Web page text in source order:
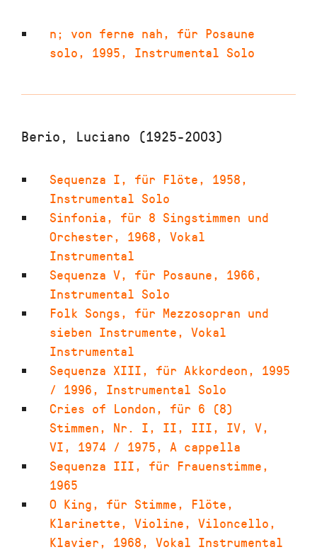
n; von ferne nah, für Posaune
solo, 1995, Instrumental Solo
Berio, Luciano (1925-2003)
Sequenza I, für Flöte, 1958,
Instrumental Solo
Sinfonia, für 8 Singstimmen und
Orchester, 1968, Vokal
Instrumental
Sequenza V, für Posaune, 1966,
Instrumental Solo
Folk Songs, für Mezzosopran und
sieben Instrumente, Vokal
Instrumental
Sequenza XIII, für Akkordeon, 1995
/ 1996, Instrumental Solo
Cries of London, für 6 (8)
Stimmen, Nr. I, II, III, IV, V,
VI, 1974 / 1975, A cappella
Sequenza III, für Frauenstimme,
1965
O King, für Stimme, Flöte,
Klarinette, Violine, Viloncello,
Klavier, 1968, Vokal Instrumental